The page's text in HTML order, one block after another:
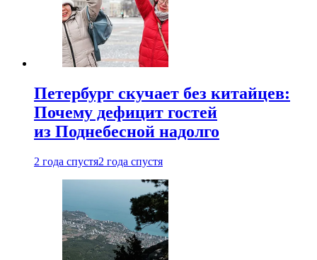
Петербург скучает без китайцев:
Почему дефицит гостей
из Поднебесной надолго
2 года спустя2 года спустя